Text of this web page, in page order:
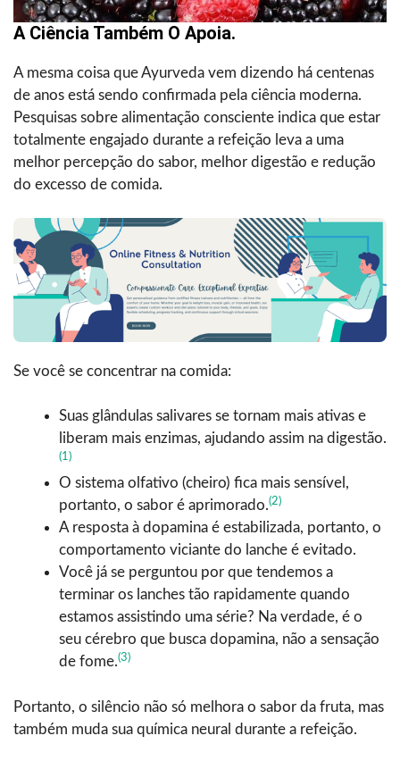
A Ciência Também O Apoia.
A mesma coisa que Ayurveda vem dizendo há centenas
de anos está sendo confirmada pela ciência moderna.
Pesquisas sobre alimentação consciente indica que estar
totalmente engajado durante a refeição leva a uma
melhor percepção do sabor, melhor digestão e redução
do excesso de comida.
Se você se concentrar na comida:
Suas glândulas salivares se tornam mais ativas e
liberam mais enzimas, ajudando assim na digestão.
(1)
O sistema olfativo (cheiro) fica mais sensível,
portanto, o sabor é aprimorado.(2)
A resposta à dopamina é estabilizada, portanto, o
comportamento viciante do lanche é evitado.
Você já se perguntou por que tendemos a
terminar os lanches tão rapidamente quando
estamos assistindo uma série? Na verdade, é o
seu cérebro que busca dopamina, não a sensação
de fome.(3)
Portanto, o silêncio não só melhora o sabor da fruta, mas
também muda sua química neural durante a refeição.